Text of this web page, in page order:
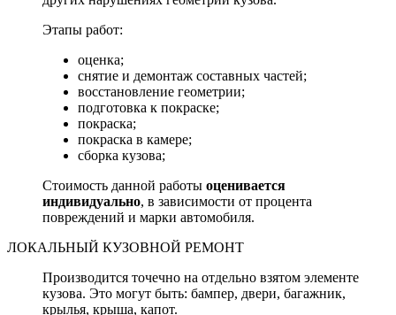
Этапы работ:
оценка;
снятие и демонтаж составных частей;
восстановление геометрии;
подготовка к покраске;
покраска;
покраска в камере;
сборка кузова;
Стоимость данной работы оценивается
индивидуально, в зависимости от процента
повреждений и марки автомобиля.
ЛОКАЛЬНЫЙ КУЗОВНОЙ РЕМОНТ
Производится точечно на отдельно взятом элементе
кузова. Это могут быть: бампер, двери, багажник,
крылья, крыша, капот.